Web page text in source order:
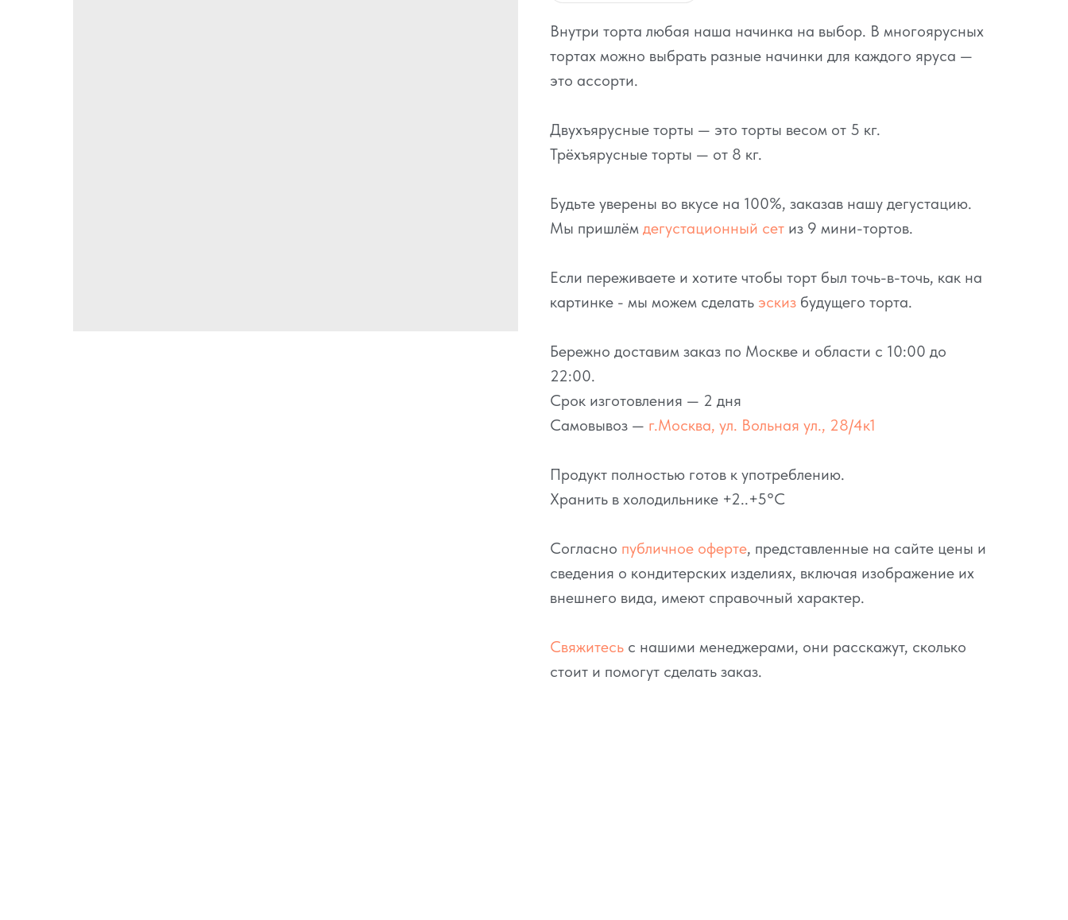
Внутри торта любая наша начинка на выбор. В многоярусных
тортах можно выбрать разные начинки для каждого яруса —
это ассорти.
Двухъярусные торты — это торты весом от 5 кг.
Трёхъярусные торты — от 8 кг.
Будьте уверены во вкусе на 100%, заказав нашу дегустацию.
Мы пришлём дегустационный сет из 9 мини-тортов.
Если переживаете и хотите чтобы торт был точь-в-точь, как на
картинке - мы можем сделать эскиз будущего торта.
Бережно доставим заказ по Москве и области с 10:00 до
22:00.
Срок изготовления — 2 дня
Самовывоз — г.Москва, ул. Вольная ул., 28/4к1
Продукт полностью готов к употреблению.
Хранить в холодильнике +2..+5°C
Согласно публичное оферте, представленные на сайте цены и
сведения о кондитерских изделиях, включая изображение их
внешнего вида, имеют справочный характер.
Свяжитесь с нашими менеджерами, они расскажут, сколько
стоит и помогут сделать заказ.